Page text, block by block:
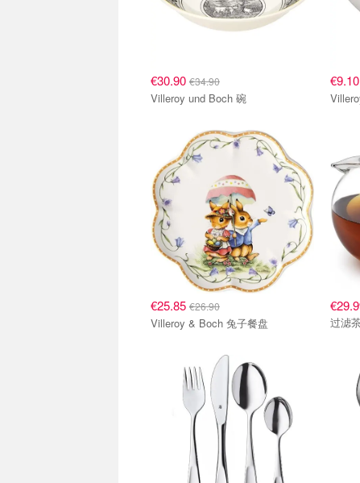
€30.90 €34.90
Villeroy und Boch 碗
€25.85 €26.90
Villeroy & Boch 兔子餐盘 过滤